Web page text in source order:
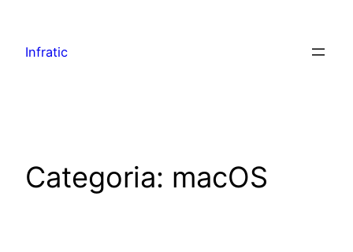
Infratic
Categoria: macOS